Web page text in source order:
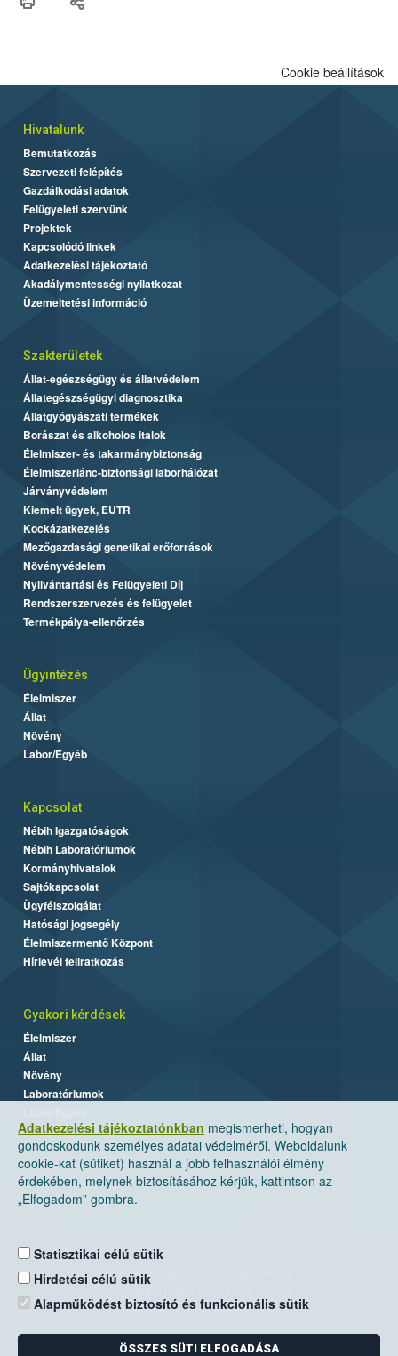
Adatkezelési tájékoztatónkban megismerheti, hogyan
gondoskodunk személyes adatai védelméről. Weboldalunk
cookie-kat (sütiket) használ a jobb felhasználói élmény
érdekében, melynek biztosításához kérjük, kattintson az
„Elfogadom” gombra.
Statisztikai célú sütik
Hirdetési célú sütik
Alapműködést biztosító és funkcionális sütik
ÖSSZES SÜTI ELFOGADÁSA
Cookie beállítások
Hivatalunk
Bemutatkozás
Szervezeti felépítés
Gazdálkodási adatok
Felügyeleti szervünk
Projektek
Kapcsolódó linkek
Adatkezelési tájékoztató
Akadálymentességi nyilatkozat
Üzemeltetési információ
Szakterületek
Állat-egészségügy és állatvédelem
Állategészségügyi diagnosztika
Állatgyógyászati termékek
Borászat és alkoholos italok
Élelmiszer- és takarmánybiztonság
Élelmiszerlánc-biztonsági laborhálózat
Járványvédelem
Kiemelt ügyek, EUTR
Kockázatkezelés
Mezőgazdasági genetikai erőforrások
Növényvédelem
Nyilvántartási és Felügyeleti Díj
Rendszerszervezés és felügyelet
Termékpálya-ellenőrzés
Ügyintézés
Élelmiszer
Állat
Növény
Labor/Egyéb
Kapcsolat
Nébih Igazgatóságok
Nébih Laboratóriumok
Kormányhivatalok
Sajtókapcsolat
Ügyfélszolgálat
Hatósági jogsegély
Élelmiszermentő Központ
Hírlevél feliratkozás
Gyakori kérdések
Élelmiszer
Állat
Növény
Laboratóriumok
Nemzeti Élelmiszerlánc-biztonsági Hivatal
Levelezési cím: 1525 Budapest. Pf. 30.